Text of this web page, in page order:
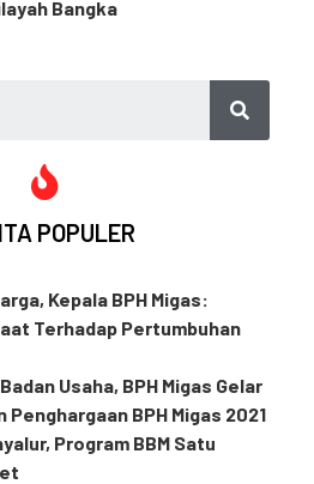
Bangka
POPULER
Kepala BPH Migas:
Terhadap Pertumbuhan
Usaha, BPH Migas Gelar
BPH Migas 2021
Program BBM Satu